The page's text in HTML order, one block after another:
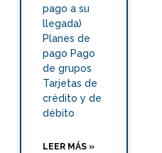
pago a su
llegada)
Planes de
pago Pago
de grupos
Tarjetas de
crédito y de
débito
LEER MÁS »